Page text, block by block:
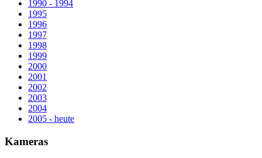
1990 - 1994
1995
1996
1997
1998
1999
2000
2001
2002
2003
2004
2005 - heute
Kameras